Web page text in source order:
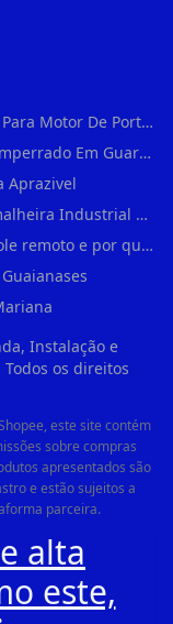
Venda E Codificacao De Controle Remoto Para Motor De Portao
Reparo Rapido Para Portao Automatico Emperrado Em Guarulhos
Aprazivel
Cremalheira Industrial 3 Metros de Cremalheira Industrial Para Motores Deslizant em Rio Pequeno
O que é o "Acesso de Pedestre" no controle remoto e por que usá-lo em Água Branca?
Instalação e
os direitos
este site contém
sobre compras
apresentados são
e estão sujeitos a
parceira.
alta
este,